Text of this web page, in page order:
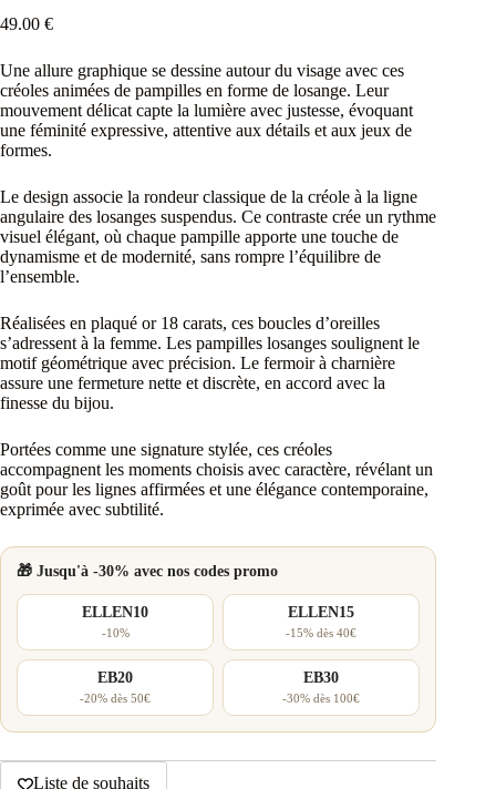
49.00 €
Une allure graphique se dessine autour du visage avec ces
créoles animées de pampilles en forme de losange. Leur
mouvement délicat capte la lumière avec justesse, évoquant
une féminité expressive, attentive aux détails et aux jeux de
formes.
Le design associe la rondeur classique de la créole à la ligne
angulaire des losanges suspendus. Ce contraste crée un rythme
visuel élégant, où chaque pampille apporte une touche de
dynamisme et de modernité, sans rompre l’équilibre de
l’ensemble.
Réalisées en plaqué or 18 carats, ces boucles d’oreilles
s’adressent à la femme. Les pampilles losanges soulignent le
motif géométrique avec précision. Le fermoir à charnière
assure une fermeture nette et discrète, en accord avec la
finesse du bijou.
Portées comme une signature stylée, ces créoles
accompagnent les moments choisis avec caractère, révélant un
goût pour les lignes affirmées et une élégance contemporaine,
exprimée avec subtilité.
🎁 Jusqu'à -30% avec nos codes promo
ELLEN10
-10%
ELLEN15
-15% dès 40€
EB20
-20% dès 50€
EB30
-30% dès 100€
Liste de souhaits